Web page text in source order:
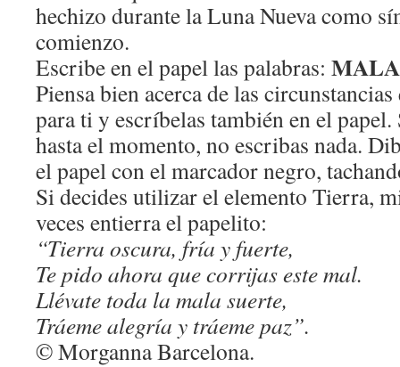
hechizo durante la Luna Nueva como
comienzo.
Escribe en el papel las palabras:
Piensa bien acerca de las
para ti y escríbelas también en el
hasta el momento, no escribas nada.
el papel con el marcador negro,
Si decides utilizar el elemento Tierra,
veces entierra el papelito:
“Tierra oscura, fría y fuerte,
Te pido ahora que corrijas este mal.
Llévate toda la mala suerte,
Tráeme alegría y tráeme paz”.
© Morganna Barcelona.